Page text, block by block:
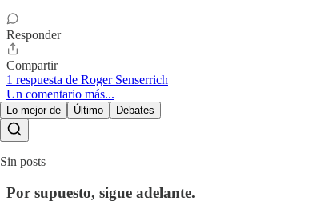
Responder
Compartir
1 respuesta de Roger Senserrich
Un comentario más...
Lo mejor de Último Debates
Sin posts
Por supuesto, sigue adelante.